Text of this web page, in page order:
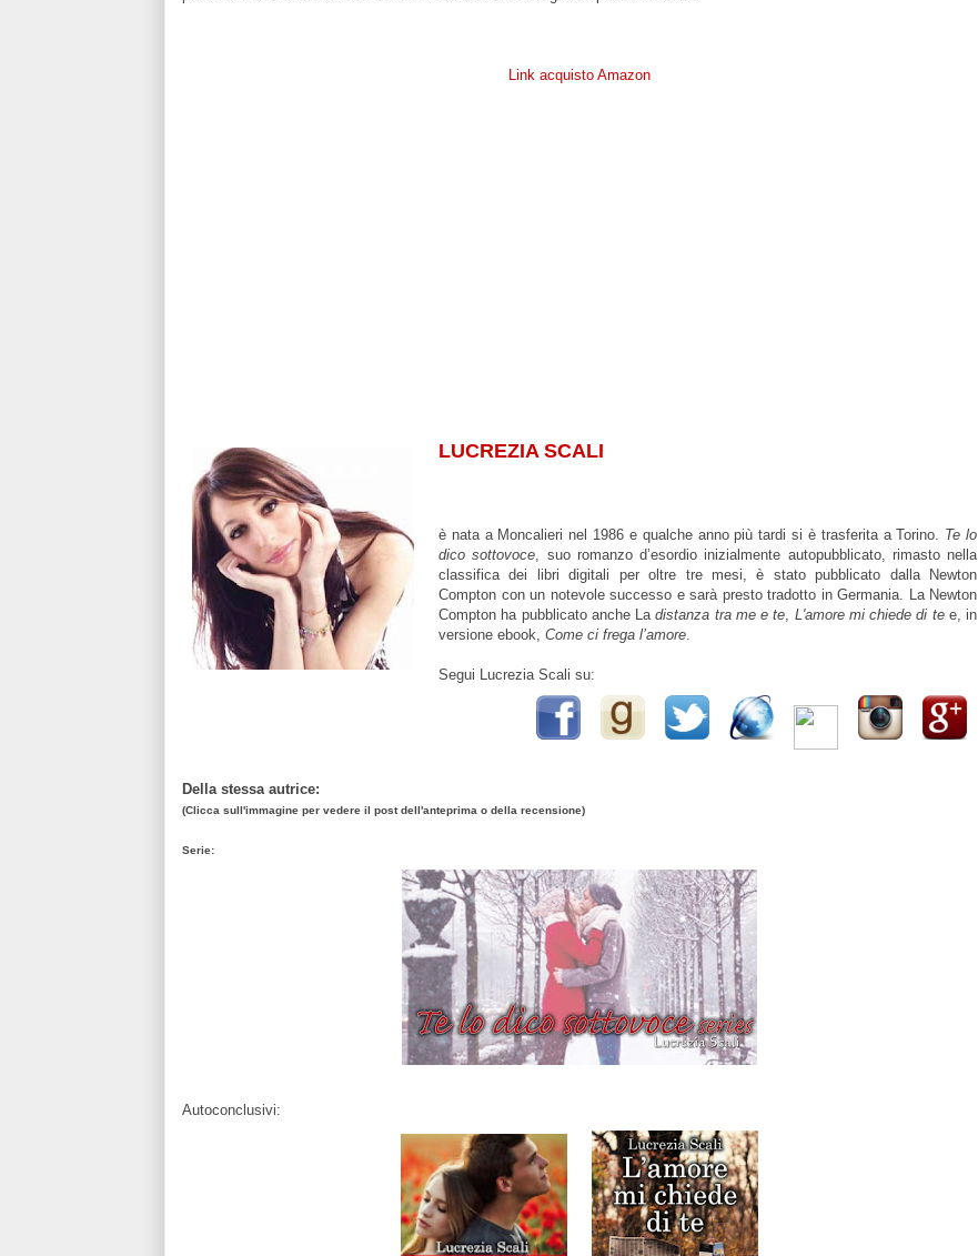
Link acquisto Amazon
LUCREZIA SCALI
è nata a Moncalieri nel 1986 e qualche anno più tardi si è trasferita a Torino. Te lo
dico sottovoce, suo romanzo d’esordio inizialmente autopubblicato, rimasto nella
classifica dei libri digitali per oltre tre mesi, è stato pubblicato dalla Newton
Compton con un notevole successo e sarà presto tradotto in Germania. La Newton
Compton ha pubblicato anche Ladistanza tra me e te, L'amore mi chiede di tee, in
versione ebook, Come ci frega l’amore.
Segui Lucrezia Scali su:
Della stessa autrice:
(Clicca sull'immagine per vedere il post dell'anteprima o della recensione)
Serie:
Autoconclusivi: